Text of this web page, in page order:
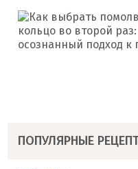
ПОПУЛЯРНЫЕ